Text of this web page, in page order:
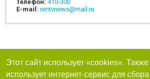
Телефон: 410-300
E-mail: rentvnews@mail.ru
Этот сайт использует «cookies». Также
использует интернет-сервис для сбора